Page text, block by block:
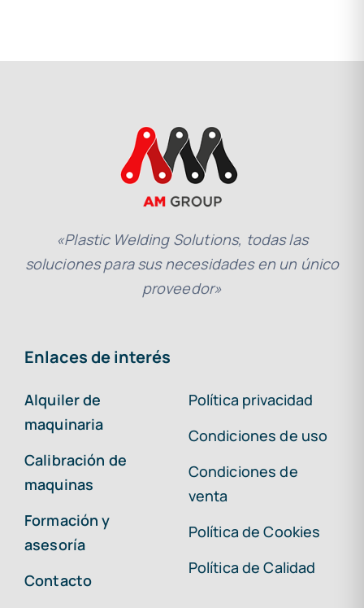
«Plastic Welding Solutions, todas las
soluciones para sus necesidades en un único
proveedor»
Enlaces de interés
Alquiler de
maquinaria
Calibración de
maquinas
Formación y
asesoría
Contacto
Política privacidad
Condiciones de uso
Condiciones de
venta
Política de Cookies
Política de Calidad